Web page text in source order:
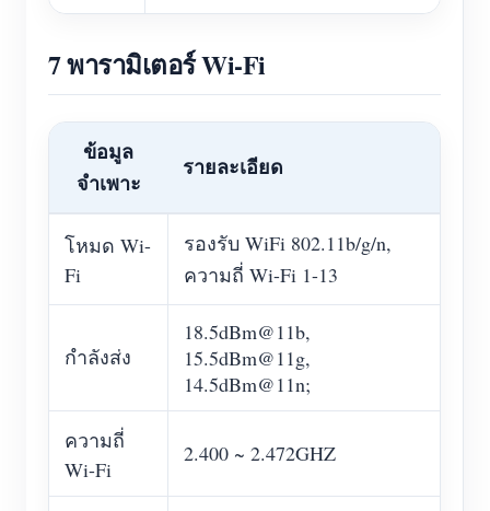
7 พารามิเตอร์ Wi-Fi
ข้อมูล
จำเพาะ
รายละเอียด
โหมด Wi-
Fi
รองรับ WiFi 802.11b/g/n,
ความถี่ Wi-Fi 1-13
กำลังส่ง
18.5dBm@11b,
15.5dBm@11g,
14.5dBm@11n;
ความถี่
Wi-Fi
2.400 ~ 2.472GHZ